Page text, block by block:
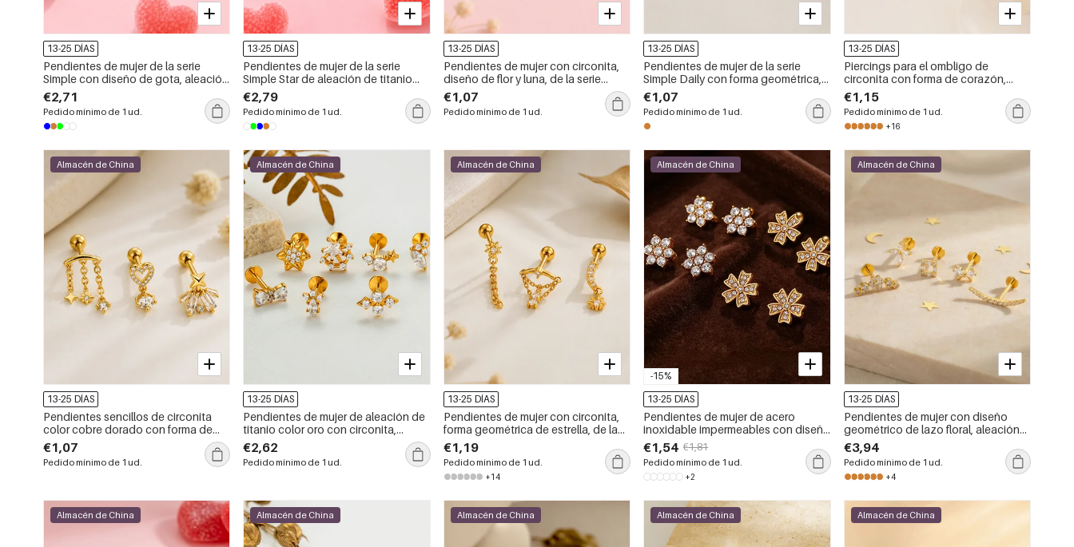
13-25 DÍAS
Pendientes de mujer de la serie
Simple con diseño de gota, aleación
de titanio y circonita color oro.
€2,71
Pedido mínimo de 1 ud.
13-25 DÍAS
Pendientes de mujer de la serie
Simple Star de aleación de titanio
color oro con circonitas.
€2,79
Pedido mínimo de 1 ud.
13-25 DÍAS
Pendientes de mujer con circonita,
diseño de flor y luna, de la serie
Simple, en color cobre y oro.
€1,07
Pedido mínimo de 1 ud.
13-25 DÍAS
Pendientes de mujer de la serie
Simple Daily con forma geométrica,
color cobre y oro, con circonitas.
€1,07
Pedido mínimo de 1 ud.
13-25 DÍAS
Piercings para el ombligo de
circonita con forma de corazón,
lazo, estrella y mariposa, de la serie
Simple, color cobre y oro.
€1,15
Pedido mínimo de 1 ud.
+16
Almacén de China
13-25 DÍAS
Pendientes sencillos de circonita
color cobre dorado con forma de
corazón y estrella para mujer.
€1,07
Pedido mínimo de 1 ud.
Almacén de China
13-25 DÍAS
Pendientes de mujer de aleación de
titanio color oro con circonita,
diseño de lazo y estrella, de la serie
Simple.
€2,62
Pedido mínimo de 1 ud.
Almacén de China
13-25 DÍAS
Pendientes de mujer con circonita,
forma geométrica de estrella, de la
serie Simple, color cobre y oro.
€1,19
Pedido mínimo de 1 ud.
+14
-15%
Almacén de China
13-25 DÍAS
Pendientes de mujer de acero
inoxidable impermeables con diseño
de flor y diamantes de imitación
color dorado.
€1,54 €1,81
Pedido mínimo de 1 ud.
+2
Almacén de China
13-25 DÍAS
Pendientes de mujer con diseño
geométrico de lazo floral, aleación
de titanio color oro y circonita.
€3,94
Pedido mínimo de 1 ud.
+4
Almacén de China Almacén de China Almacén de China Almacén de China Almacén de China